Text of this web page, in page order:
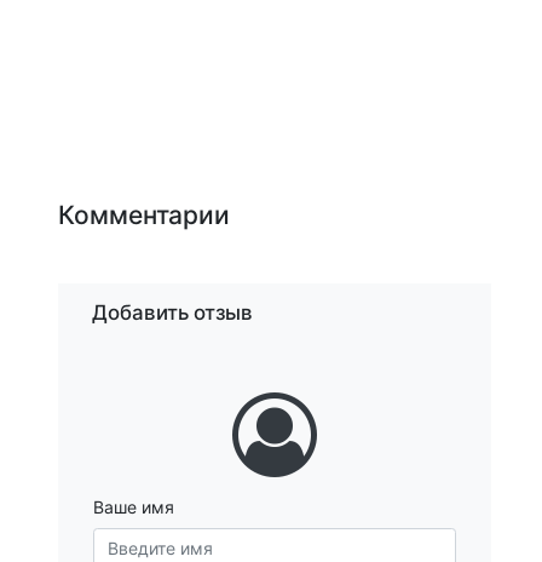
Комментарии
Добавить отзыв
Ваше имя